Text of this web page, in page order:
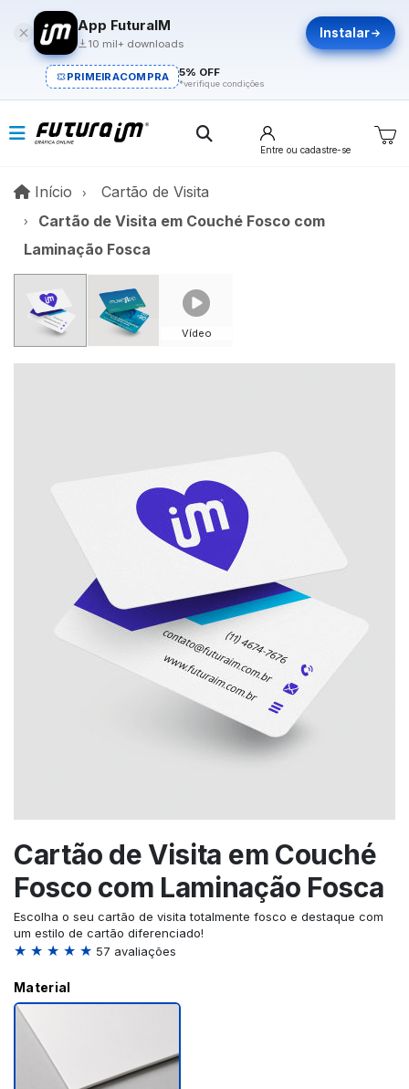
App FuturaIM
10 mil+ downloads
Instalar
PRIMEIRACOMPRA 5% OFF
*verifique condições
Entre ou cadastre-se
Início InícioCartão de Visita
Cartão de Visita em Couché Fosco com
Laminação Fosca
Vídeo
Cartão de Visita em Couché
Fosco com Laminação Fosca
Escolha o seu cartão de visita totalmente fosco e destaque com
um estilo de cartão diferenciado!
★ ★ ★ ★ ★ 57 avaliações
Material